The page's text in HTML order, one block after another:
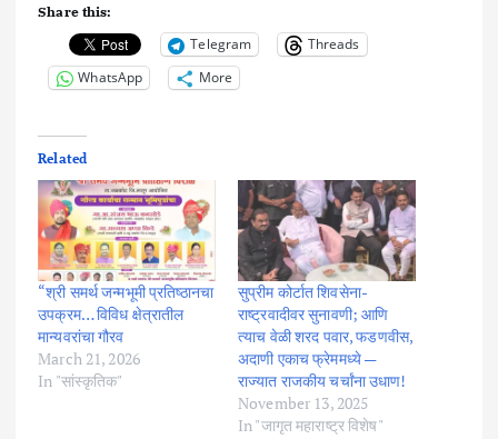
Share this:
Telegram
Threads
WhatsApp
More
Related
“श्री समर्थ जन्मभूमी प्रतिष्ठानचा
उपक्रम… विविध क्षेत्रातील
मान्यवरांचा गौरव
March 21, 2026
In "सांस्कृतिक"
सुप्रीम कोर्टात शिवसेना-
राष्ट्रवादीवर सुनावणी; आणि
त्याच वेळी शरद पवार, फडणवीस,
अदाणी एकाच फ्रेममध्ये —
राज्यात राजकीय चर्चांना उधाण!
November 13, 2025
In "जागृत महाराष्ट्र विशेष"